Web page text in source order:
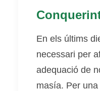
En els últims
necessari per
adequació de
masía. Per